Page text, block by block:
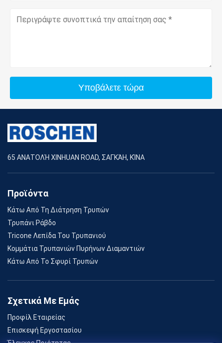
Υποβάλετε τώρα
65 ΑΝΑΤΟΛΉ XINHUAN ROAD, ΣΑΓΚΆΗ, ΚΊΝΑ
Προϊόντα
Κάτω Από Τη Διάτρηση Τρυπών
Τρυπάνι Ράβδο
Tricone Λεπίδα Του Τρυπανιού
Κομμάτια Τρυπανιών Πυρήνων Διαμαντιών
Κάτω Από Το Σφυρί Τρυπών
Σχετικά Με Εμάς
Προφίλ Εταιρείας
Επισκεψή Εργοστασίου